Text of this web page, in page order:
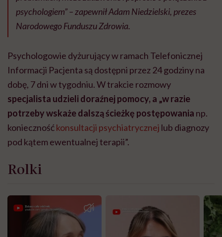
psychologiem” – zapewnił Adam Niedzielski, prezes
Narodowego Funduszu Zdrowia.
Psychologowie dyżurujący w ramach Telefonicznej
Informacji Pacjenta są dostępni przez 24 godziny na
dobę, 7 dni w tygodniu. W trakcie rozmowy
specjalista udzieli doraźnej pomocy, a „w razie
potrzeby wskaże dalszą ścieżkę postępowania np.
koniecznośćkonsultacji psychiatrycznej lub diagnozy
pod kątem ewentualnej terapii”.
Rolki